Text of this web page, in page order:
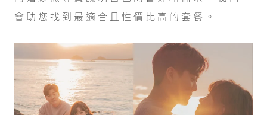
會助您找到最適合且性價比高的套餐。